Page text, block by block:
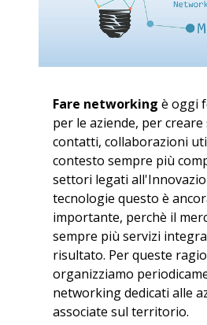
Fare networking è oggi
per le aziende, per
contatti, collaborazioni
contesto sempre più
settori legati
tecnologie questo è
importante, perchè il
sempre più servizi
risultato. Per queste
organizziamo
networking dedicati alle
associate sul territorio.